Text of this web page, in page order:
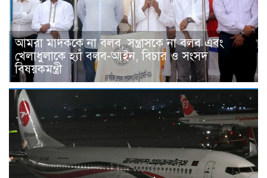
আমরা মাদককে না বলব, সন্ত্রাসকে না বলব এবং
খেলাধুলাকে হ্যাঁ বলব-আইন, বিচার ও সংসদ
বিষয়কমন্ত্রী